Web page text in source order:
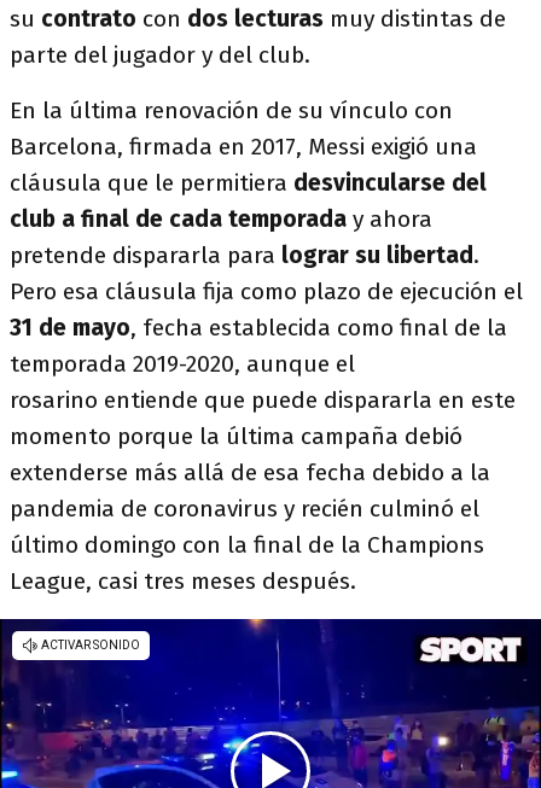
su contrato con dos lecturas muy distintas de
parte del jugador y del club.
En la última renovación de su vínculo con
Barcelona, firmada en 2017, Messi exigió una
cláusula que le permitiera desvincularse del
club a final de cada temporada y ahora
pretende dispararla para lograr su libertad.
Pero esa cláusula fija como plazo de ejecución el
31 de mayo, fecha establecida como final de la
temporada 2019-2020, aunque el
rosarino entiende que puede dispararla en este
momento porque la última campaña debió
extenderse más allá de esa fecha debido a la
pandemia de coronavirus y recién culminó el
último domingo con la final de la Champions
League, casi tres meses después.